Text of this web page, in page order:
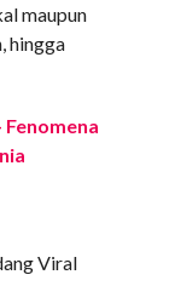
maupun
hingga
Fenomena
Viral